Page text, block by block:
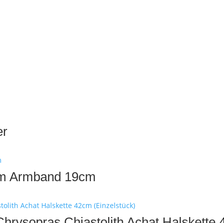
Armband 19cm